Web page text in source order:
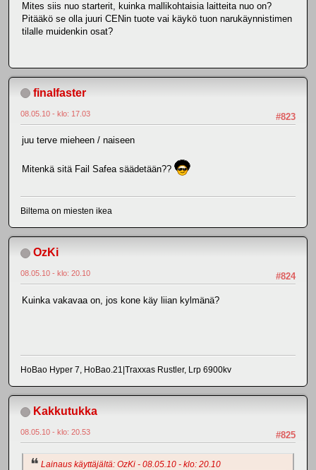
Mites siis nuo starterit, kuinka mallikohtaisia laitteita nuo on?
Pitääkö se olla juuri CENin tuote vai käykö tuon narukäynnistimen
tilalle muidenkin osat?
finalfaster
#823
08.05.10 - klo: 17.03
juu terve mieheen / naiseen
Mitenkä sitä Fail Safea säädetään??
Biltema on miesten ikea
OzKi
#824
08.05.10 - klo: 20.10
Kuinka vakavaa on, jos kone käy liian kylmänä?
HoBao Hyper 7, HoBao.21|Traxxas Rustler, Lrp 6900kv
Kakkutukka
#825
08.05.10 - klo: 20.53
Lainaus käyttäjältä: OzKi - 08.05.10 - klo: 20.10